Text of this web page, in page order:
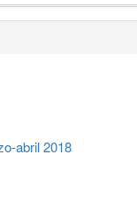
abril 2018